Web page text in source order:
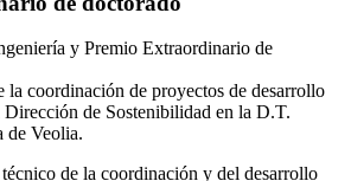
y Premio Extraordinario de
la coordinación de proyectos de desarrollo
Dirección de Sostenibilidad en la D.T.
de Veolia.
de la coordinación y del desarrollo